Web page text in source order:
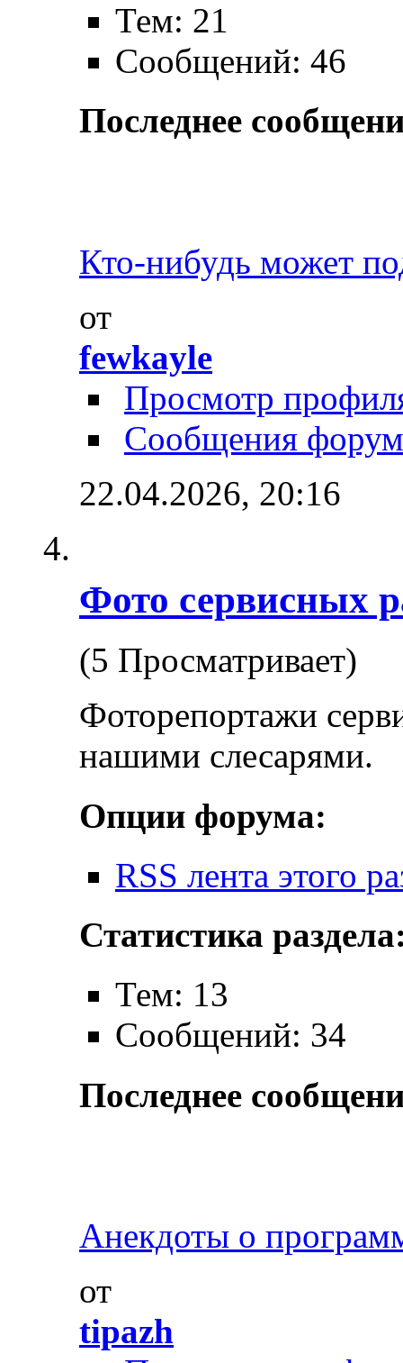
Тем: 21
Сообщений: 46
Последнее
Кто-нибудь может
от
fewkayle
Просмотр
Сообщения
22.04.2026, 20:16
Фото сервисных
(5 Просматривает)
Фоторепортажи
нашими слесарями.
Опции форума:
RSS лента этого
Статистика
Тем: 13
Сообщений: 34
Последнее
Анекдоты о
от
tipazh